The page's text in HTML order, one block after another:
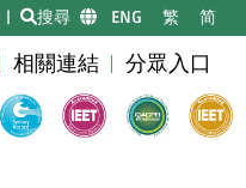
| 搜尋 | ENG 繁 简
相關連結 分眾入口